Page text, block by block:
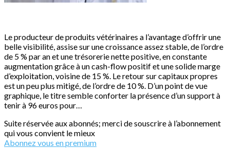
Le producteur de produits vétérinaires a l’avantage d’offrir une
belle visibilité, assise sur une croissance assez stable, de l’ordre
de 5 % par an et une trésorerie nette positive, en constante
augmentation grâce à un cash-flow positif et une solide marge
d’exploitation, voisine de 15 %. Le retour sur capitaux propres
est un peu plus mitigé, de l’ordre de 10 %. D’un point de vue
graphique, le titre semble conforter la présence d’un support à
tenir à 96 euros pour…
Suite réservée aux abonnés; merci de souscrire à l’abonnement
qui vous convient le mieux
Abonnez vous en premium